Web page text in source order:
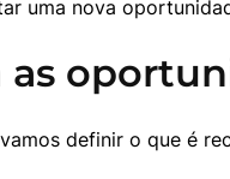
uma nova
as
definir o que é